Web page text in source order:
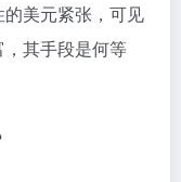
美元紧张，可见
其手段是何等